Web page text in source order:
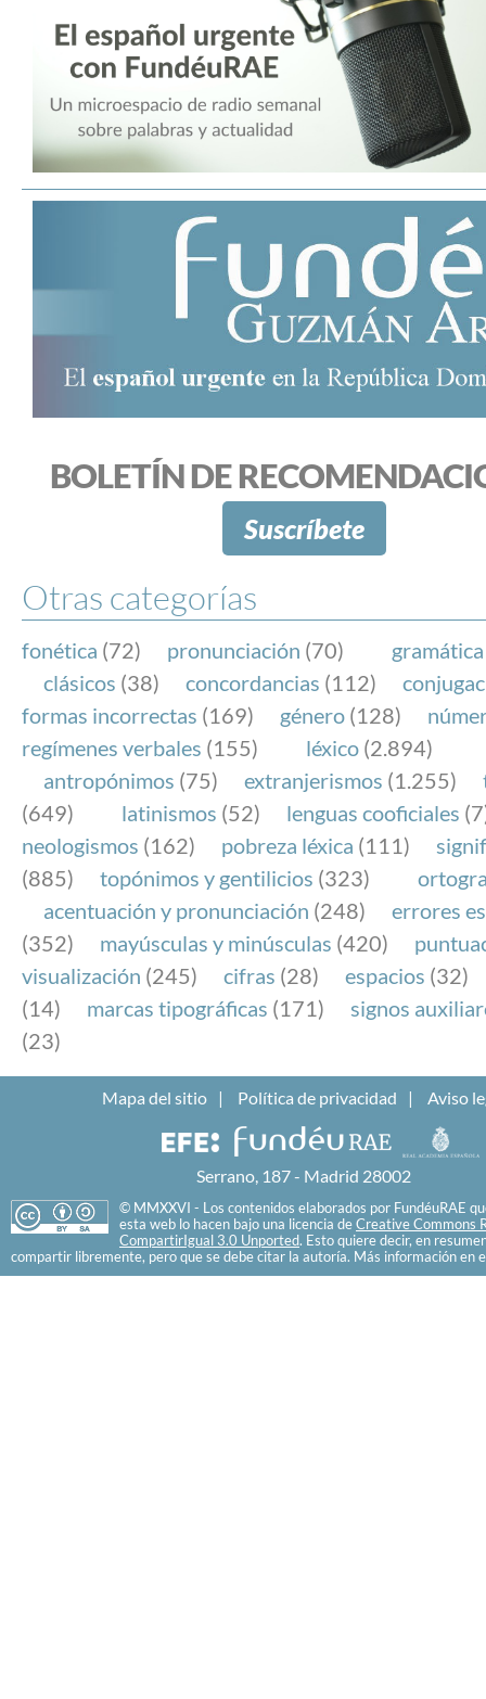
BOLETÍN DE
Suscríbete
Otras categorías
fonética (72) pronunciación (70) gramática
clásicos (38) concordancias (112)
formas incorrectas (169) género (128)
regímenes verbales (155) léxico (2.894)
antropónimos (75) extranjerismos (1.255)
(649)
latinismos (52) lenguas cooficiales
neologismos (162) pobreza léxica (111)
(885)
topónimos y gentilicios (323)
acentuación y pronunciación (248)
errores
(352)
mayúsculas y minúsculas (420)
visualización (245) cifras (28) espacios (32)
(14)
marcas tipográficas (171)
signos
(23)
Mapa del sitio Política de privacidad Aviso
Serrano, 187 - Madrid 28002
© MMXXVI - Los contenidos elaborados por FundéuRAE
esta web lo hacen bajo una licencia de Creative Commons
CompartirIgual 3.0 Unported. Esto quiere decir, en
compartir libremente, pero que se debe citar la autoría. Más información en